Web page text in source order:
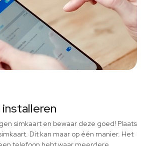
simkaart en bewaar deze goed! Plaats
Dit kan maar op één manier. Het